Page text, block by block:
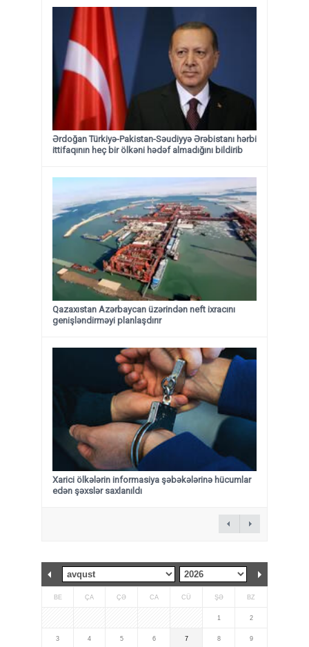
Ərdoğan Türkiyə-Pakistan-Səudiyyə Ərəbistanı hərbi
ittifaqının heç bir ölkəni hədəf almadığını bildirib
Qazaxıstan Azərbaycan üzərindən neft ixracını
genişləndirməyi planlaşdırır
Xarici ölkələrin informasiya şəbəkələrinə hücumlar
edən şəxslər saxlanıldı
BE ÇA ÇƏ CA CÜ ŞƏ BZ
1 2
3 4 5 6 7 8 9